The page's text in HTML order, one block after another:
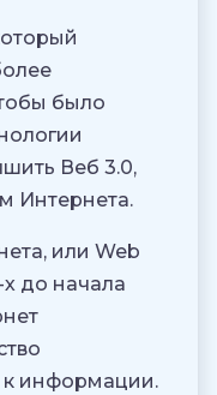
было
Веб 3.0,
Интернета.
или Web
х до начала
к информации.